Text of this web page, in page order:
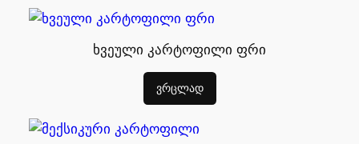
ხვეული კარტოფილი ფრი
ვრცლად